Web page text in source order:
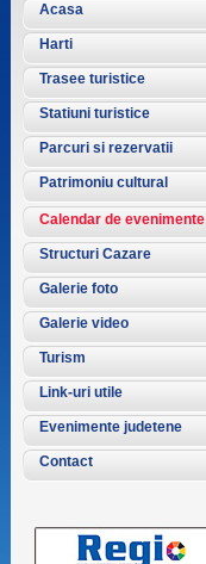
Acasa
Harti
Trasee turistice
Statiuni turistice
Parcuri si rezervatii
Patrimoniu cultural
Calendar de evenimente
Structuri Cazare
Galerie foto
Galerie video
Turism
Link-uri utile
Evenimente judetene
Contact